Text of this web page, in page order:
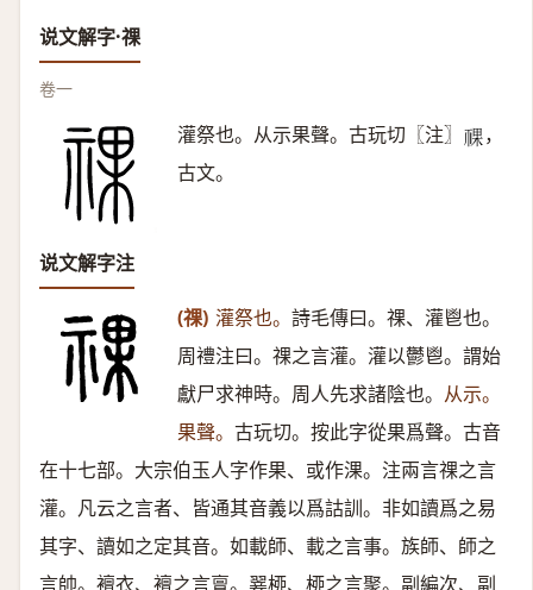
说文解字·祼
卷一
灌祭也。从示果聲。古玩切〖注〗 𥚌 ，
古文。
说文解字注
(祼) 灌祭也。 詩毛傳曰。祼、灌鬯也。
周禮注曰。祼之言灌。灌以鬱鬯。謂始
獻尸求神時。周人先求諸陰也。 从示。
果聲。 古玩切。按此字從果爲聲。古音
在十七部。大宗伯玉人字作果、或作淉。注兩言祼之言
灌。凡云之言者、皆通其音義以爲詁訓。非如讀爲之易
其字、讀如之定其音。如載師、載之言事。族師、師之
言帥。襢衣、襢之言亶。翣桺、桺之言聚。副編次、副